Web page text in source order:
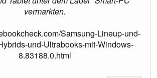
vermarkten.
Samsung-Lineup-und-
und-Ultrabooks-mit-Windows-
8.83188.0.html